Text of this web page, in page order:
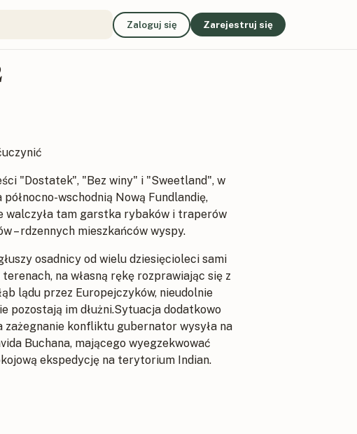
Zaloguj się Zarejestruj się
"Dostatek", "Bez winy" i "Sweetland", w
wschodnią Nową Fundlandię,
walczyła tam garstka rybaków i traperów
– rdzennych mieszkańców wyspy.
osadnicy od wielu dziesięcioleci sami
na własną rękę rozprawiając się z
lądu przez Europejczyków, nieudolnie
pozostają im dłużni.Sytuacja dodatkowo
zażegnanie konfliktu gubernator wysyła na
Buchana, mającego wyegzekwować
ekspedycję na terytorium Indian.